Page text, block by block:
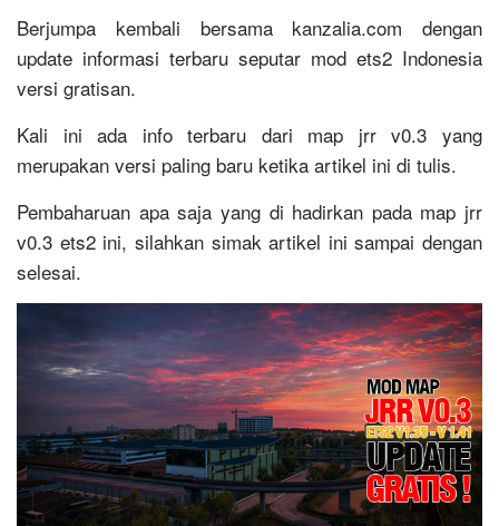
Berjumpa kembali bersama kanzalia.com dengan
update informasi terbaru seputar mod ets2 Indonesia
versi gratisan.
Kali ini ada info terbaru dari map jrr v0.3 yang
merupakan versi paling baru ketika artikel ini di tulis.
Pembaharuan apa saja yang di hadirkan pada map jrr
v0.3 ets2 ini, silahkan simak artikel ini sampai dengan
selesai.